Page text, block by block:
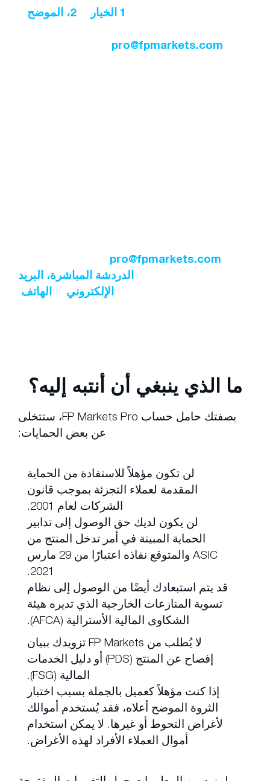
1 الخيار أو2، الموضح
pro@fpmarkets.com
pro@fpmarkets.com
الدردشة المباشرة، البريد
الإلكتروني
الهاتف
ما الذي ينبغي أن أنتبه إليه؟
بصفتك حامل حساب FP Markets Pro، ستتخلى
عن بعض الحمايات:
لن تكون مؤهلاً للاستفادة من الحماية
المقدمة لعملاء التجزئة بموجب قانون
الشركات لعام 2001.
لن يكون لديك حق الوصول إلى تدابير
الحماية المبينة في أمر تدخل المنتج من
ASIC والمتوقع نفاذه اعتبارًا من 29 مارس
2021.
قد يتم استبعادك أيضًا من الوصول إلى نظام
تسوية المنازعات الخارجية الذي تديره هيئة
الشكاوى المالية الأسترالية (AFCA).
لا يُطلب من FP Markets تزويدك ببيان
إفصاح عن المنتج (PDS) أو دليل الخدمات
المالية (FSG).
إذا كنت مؤهلاً كعميل بالجملة بسبب اختبار
الثروة الموضح أعلاه، فقد يُستخدم أموالك
لأغراض التحوط أو غيرها. لا يمكن استخدام
أموال العملاء الأفراد لهذه الأغراض.